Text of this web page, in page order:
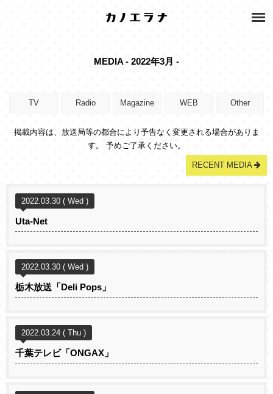
MEDIA - 2022年3月 -
TV Radio Magazine WEB Other
掲載内容は、放送局等の都合により予告なく変更される場合がありま
す。 予めご了承ください。
RECENT MEDIA
2022.03.30 ( Wed )
Uta-Net
2022.03.30 ( Wed )
栃木放送「Deli Pops」
2022.03.24 ( Thu )
千葉テレビ「ONGAX」